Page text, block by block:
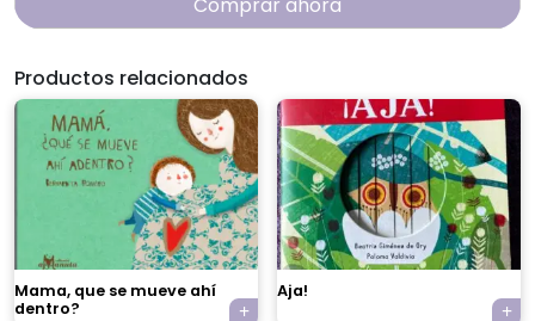
Productos relacionados
Mama, que se mueve ahí
dentro?
Aja!